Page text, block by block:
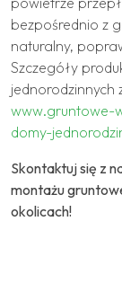
bezpośrednio z
naturalny,
Szczegóły
jednorodzinnych
www.gruntowe-
domy-
Skontaktuj się z
montażu
okolicach!